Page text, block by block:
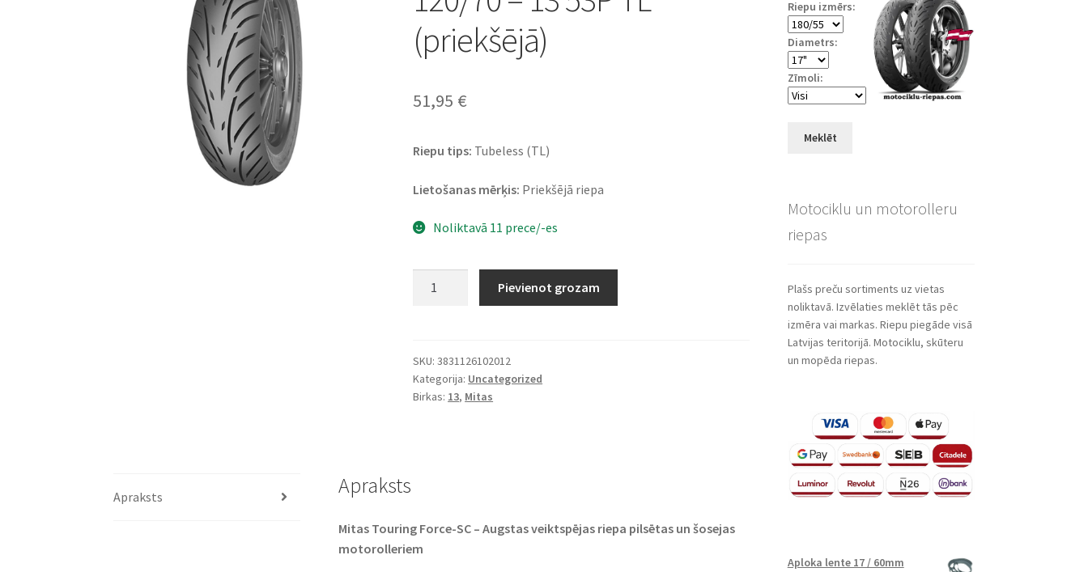
(priekšējā)
51,95 €
Riepu tips: Tubeless (TL)
Lietošanas mērķis: Priekšējā riepa
Noliktavā 11 prece/-es
120/70
-
13
Pievienot grozam
SKU:3831126102012
Kategorija: Uncategorized
Birkas: 13, Mitas
Apraksts Apraksts
Mitas Touring Force-SC – Augstas veiktspējas riepa pilsētas un šosejas
motorolleriem
Riepu izmērs:
Diametrs:
Zīmoli:
Meklēt
Motociklu un motorolleru
riepas
Plašs preču sortiments uz vietas
noliktavā. Izvēlaties meklēt tās pēc
izmēra vai markas. Riepu piegāde visā
Latvijas teritorijā. Motociklu, skūteru
un mopēda riepas.
Aploka lente 17 / 60mm